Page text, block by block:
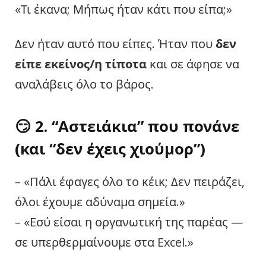
«Τι έκανα; Μήπως ήταν κάτι που είπα;»
Δεν ήταν αυτό που είπες. Ήταν που δεν
είπε εκείνος/η τίποτα και σε άφησε να
αναλάβεις όλο το βάρος.
😏 2. “Αστειάκια” που πονάνε
(και “δεν έχεις χιούμορ”)
– «Πάλι έφαγες όλο το κέικ; Δεν πειράζει,
όλοι έχουμε αδύναμα σημεία.»
– «Εσύ είσαι η οργανωτική της παρέας —
σε υπερθερμαίνουμε στα Excel.»